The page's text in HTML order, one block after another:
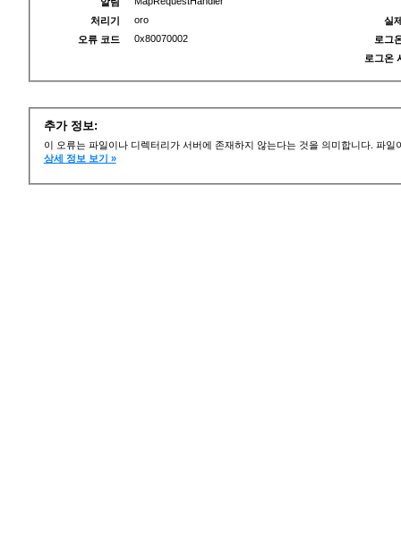
처리기
oro
오류 코드
0x80070002
실
로그
로그온
추가 정보:
이 오류는 파일이나 디렉터리가 서버에 존재하지 않는다는 것을 의미합니다. 파
상세 정보 보기 »